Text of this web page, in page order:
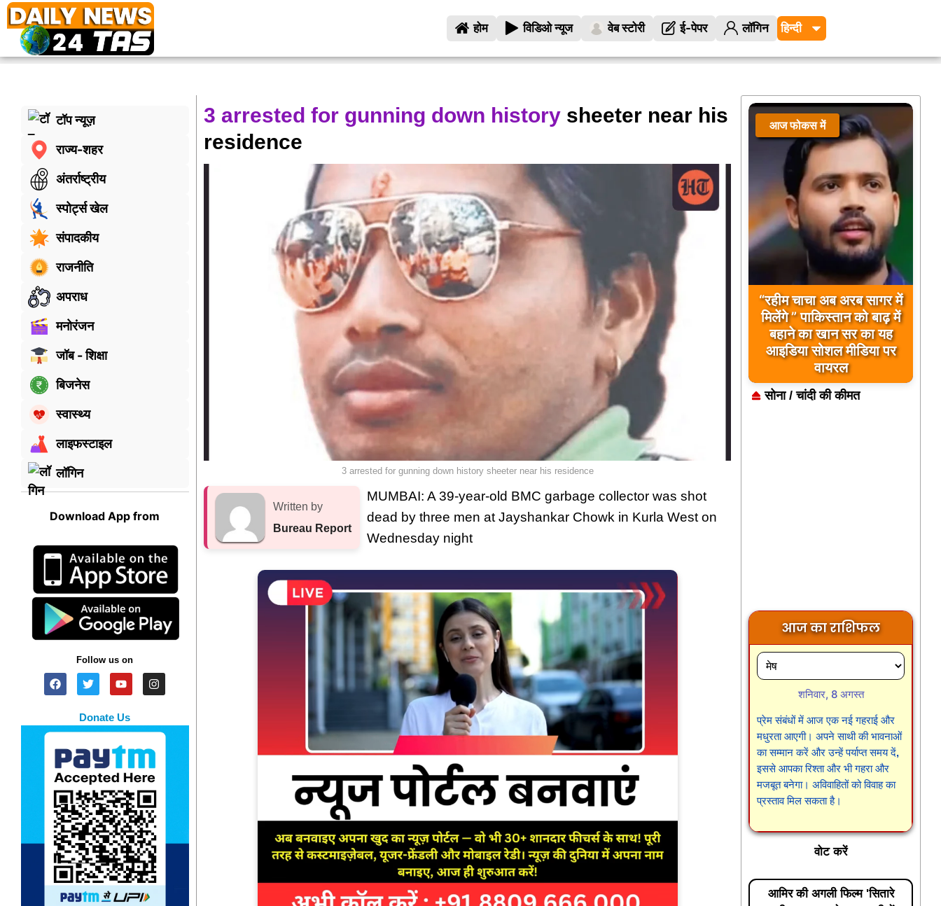
होम विडिओ न्यूज वेब स्टोरी ई-पेपर लॉगिन
टॉप न्यूज़
राज्य-शहर
अंतर्राष्ट्रीय
स्पोर्ट्स खेल
संपादकीय
राजनीति
अपराध
मनोरंजन
जॉब - शिक्षा
बिजनेस
स्वास्थ्य
लाइफस्टाइल
लॉगिन
Download App from
Follow us on
Donate Us
3 arrested for gunning down historysheeter near his
residence
3 arrested for gunning down history sheeter near his residence
Written by
Bureau Report
MUMBAI: A 39-year-old BMC garbage collector was shot
dead by three men at Jayshankar Chowk in Kurla West on
Wednesday night
आज फोकस में
“रहीम चाचा अब अरब सागर में
मिलेंगे ” पाकिस्तान को बाढ़ में
बहाने का खान सर का यह
आइडिया सोशल मीडिया पर
वायरल
सोना / चांदी की कीमत
आज का राशिफल
शनिवार, 8 अगस्त
प्रेम संबंधों में आज एक नई गहराई और
मधुरता आएगी। अपने साथी की भावनाओं
का सम्मान करें और उन्हें पर्याप्त समय दें,
इससे आपका रिश्ता और भी गहरा और
मजबूत बनेगा। अविवाहितों को विवाह का
प्रस्ताव मिल सकता है।
वोट करें
आमिर की अगली फिल्म 'सितारे